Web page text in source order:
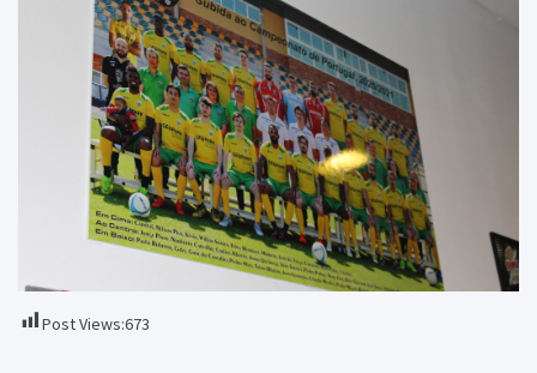
Post Views:673